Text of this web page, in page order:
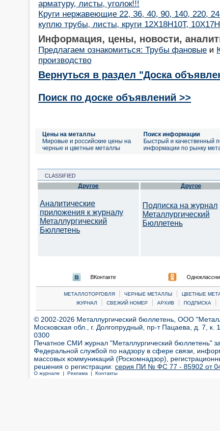
арматуру, листы, уголок!!!
Круги нержавеющие 22, 36, 40, 90, 140, 220,
куплю трубы, листы, круги 12Х18Н10Т,
Информация, цены, новости,
Предлагаем ознакомиться: Трубы фановые и
производство
Вернуться в раздел "Доска
Поиск по доске объявлений >>
Цены на металлы
Мировые и российские цены на
черные и цветные металлы
Поиск информации
Быстрый и качественный
информации по рынку
CLASSIFIED
Другое
Аналитические
приложения к журналу
Металлургический
Бюллетень
Другое
Подписка на журнал
Металлургический
Бюллетень
ВКонтакте
МЕТАЛЛОТОРГОВЛЯ | ЧЕРНЫЕ МЕТАЛЛЫ |
ЦВЕТНЫЕ
ЖУРНАЛ
| СВЕЖИЙ НОМЕР | АРХИВ | ПОДПИСКА |
© 2002-2026 Металлургический бюллетень, ООО
Московская обл., г. Долгопрудный, пр-т Пацаева, д. 7,
0300
Печатное СМИ журнал "Металлургический бюллетень"
Федеральной службой по надзору в сфере связи,
массовых коммуникаций (Роскомнадзор),
решения о регистрации: серия ПИ № ФС 77 - 85902 от 04
О журнале | Реклама | Контакты